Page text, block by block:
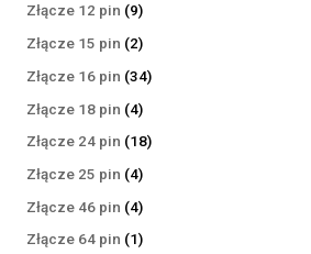
Złącze 12 pin 99
produktów
Złącze 15 pin 22
produkty
Złącze 16 pin 3434
Złącze 18 pin 44
produkty
Złącze 24 pin 1818
Złącze 25 pin 44
produkty
Złącze 46 pin 44
produkty
Złącze 64 pin 11